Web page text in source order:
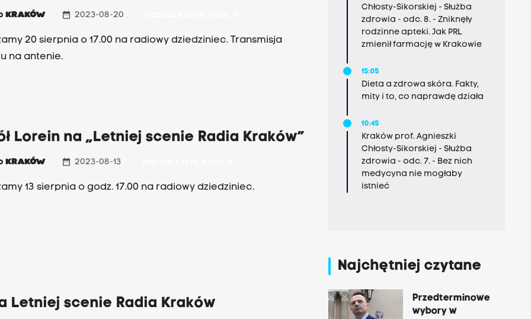
KRAKÓW date_range 2023-08-20
20 sierpnia o 17.00 na radiowy dziedziniec. Transmisja
na antenie.
Lorein na „Letniej scenie Radia Kraków”
KRAKÓW date_range 2023-08-13
13 sierpnia o godz. 17.00 na radiowy dziedziniec.
Letniej scenie Radia Kraków
Chłosty-Sikorskiej - Służba
zdrowia - odc. 8. - Zniknęły
rodzinne apteki. Jak PRL
zmienił farmację w Krakowie
15:05
Dieta a zdrowa skóra. Fakty,
mity i to, co naprawdę działa
10:45
Kraków prof. Agnieszki
Chłosty-Sikorskiej - Służba
zdrowia - odc. 7. - Bez nich
medycyna nie mogłaby
istnieć
Najchętniej czytane
Przedterminowe
wybory w